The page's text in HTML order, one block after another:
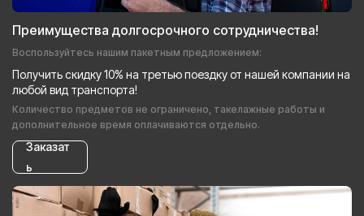
Преимущества долгосрочного сотрудничества!
Воспользуйтесь нашим пакетным предложением:
Получить скидку 10% на третью поездку от нашей компании на
любой вид транспорта!
Количество предметов не ограничено, такелажные работы и
дополнительное время оплачиваются отдельно.
Заказат
ь